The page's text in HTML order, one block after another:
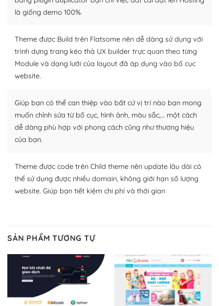
Cộng đồng sử dụng WordPress sẵn sàng hỗ trợ bạn
Plugin mở rộng là thành phần cài đặt thêm vào
WordPress để tăng thêm các tính năng cần thiết. Có
nhiều plugin trả phí hoặc miễn phí.
plugin của WordPress rất phong phú. Bạn có thể thỏa
thích chọn lựa plugin và themes phù hợp cho mục đích
lập website của mình.
WordPress đa dạng plugin và themes
– Dễ sử dụng
Với mọi Hosting bất kỳ thì WordPress đều có thể dễ
dàng thiết lập vì thực tế nó đã cung cấp khoảng 60%
trang web WordPress của bạn.
Dễ dàng lựa chọn Hosting cho website WordPress
– Bảo mật cực tốt
Vì WordPress hiện là nền tảng xây dựng trang web và
là giống demo 100%.
Theme được Build trên Flatsome nên dễ dàng sử dụng với
trình dựng trang kéo thả UX builder trực quan theo từng
Module và dạng lưới của layout đã áp dụng vào bố cục
website.
Giúp bạn có thể can thiệp vào bất cứ vị trí nào bạn mong
muốn chỉnh sửa từ bố cục, hình ảnh, màu sắc,… một cách
dễ dàng phù hợp với phong cách cũng như thương hiệu
của bạn.
Theme được code trên Child theme nên update lâu dài có
thể sử dụng được nhiều domain, không giới hạn số lượng
website. Giúp bạn tiết kiệm chi phí và thời gian
SẢN PHẨM TƯƠNG TỰ